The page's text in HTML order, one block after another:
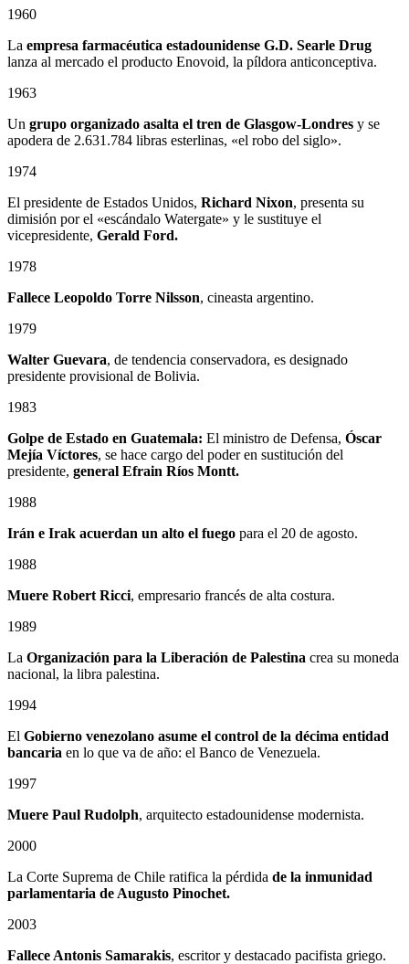
1960
La empresa farmacéutica estadounidense G.D. Searle Drug
lanza al mercado el producto Enovoid, la píldora anticonceptiva.
1963
Un grupo organizado asalta el tren de Glasgow-Londres y se
apodera de 2.631.784 libras esterlinas, «el robo del siglo».
1974
El presidente de Estados Unidos, Richard Nixon, presenta su
dimisión por el «escándalo Watergate» y le sustituye el
vicepresidente, Gerald Ford.
1978
Fallece Leopoldo Torre Nilsson, cineasta argentino.
1979
Walter Guevara, de tendencia conservadora, es designado
presidente provisional de Bolivia.
1983
Golpe de Estado en Guatemala: El ministro de Defensa, Óscar
Mejía Víctores, se hace cargo del poder en sustitución del
presidente, general Efrain Ríos Montt.
1988
Irán e Irak acuerdan un alto el fuego para el 20 de agosto.
1988
Muere Robert Ricci, empresario francés de alta costura.
1989
La Organización para la Liberación de Palestina crea su moneda
nacional, la libra palestina.
1994
El Gobierno venezolano asume el control de la décima entidad
bancaria en lo que va de año: el Banco de Venezuela.
1997
Muere Paul Rudolph, arquitecto estadounidense modernista.
2000
La Corte Suprema de Chile ratifica la pérdida de la inmunidad
parlamentaria de Augusto Pinochet.
2003
Fallece Antonis Samarakis, escritor y destacado pacifista griego.